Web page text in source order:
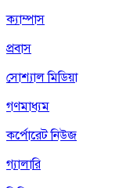
ক্যাম্পাস
প্রবাস
সোশ্যাল মিডিয়া
গণমাধ্যম
কর্পোরেট নিউজ
গ্যালারি